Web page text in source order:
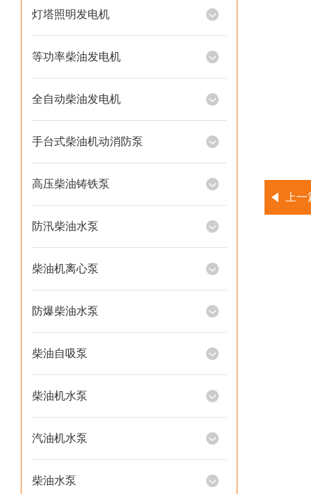
灯塔照明发电机
等功率柴油发电机
全自动柴油发电机
手台式柴油机动消防泵
高压柴油铸铁泵
防汛柴油水泵
柴油机离心泵
防爆柴油水泵
柴油自吸泵
柴油机水泵
汽油机水泵
柴油水泵
上